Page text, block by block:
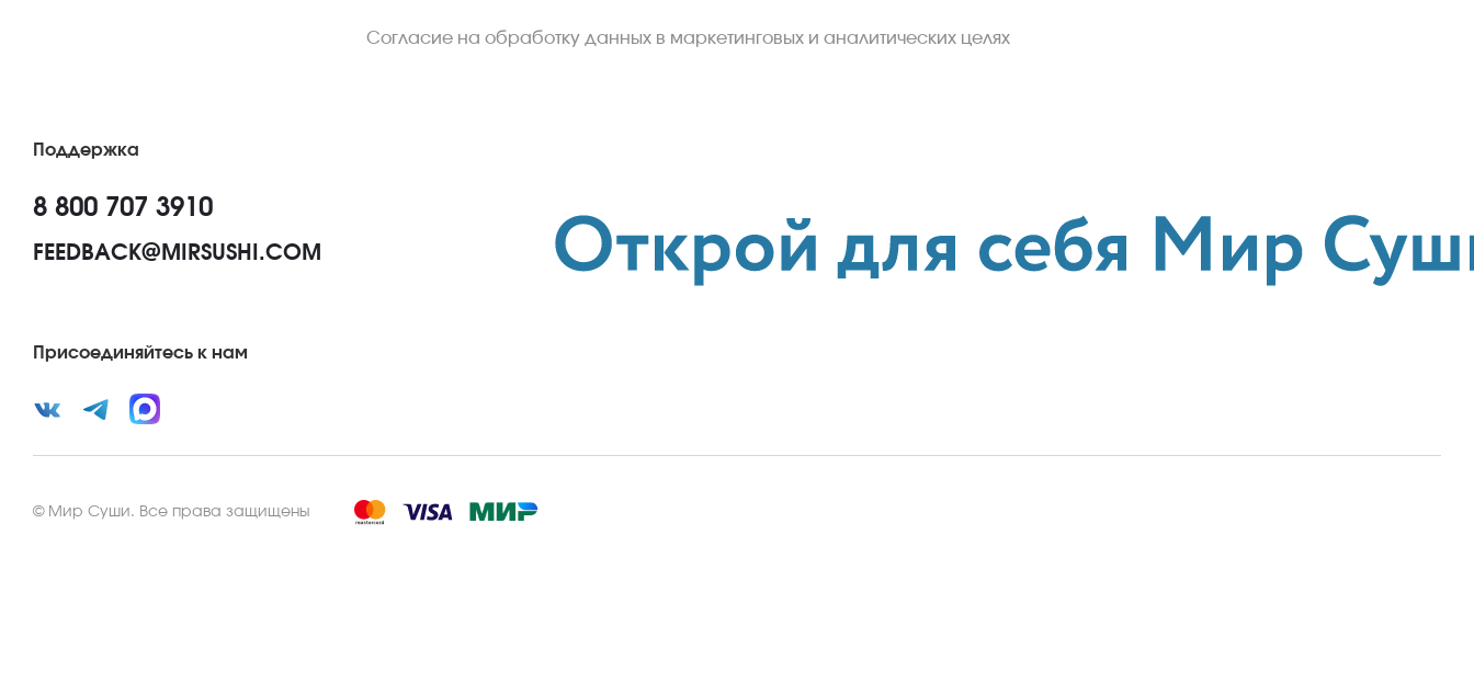
Согласие на обработку данных в маркетинговых и аналитических целях
Поддержка
8 800 707 3910
FEEDBACK@MIRSUSHI.COM
Присоединяйтесь к нам
© Мир Суши. Все права защищены